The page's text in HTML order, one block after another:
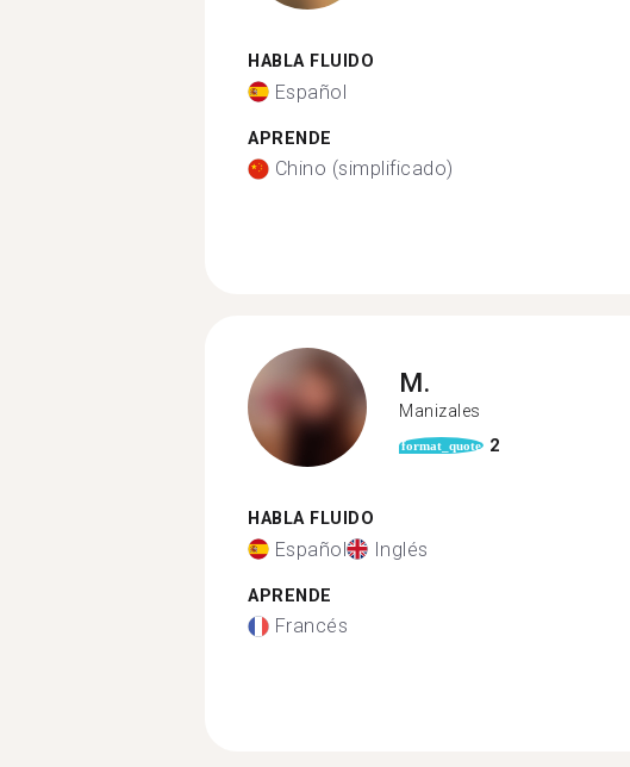
HABLA FLUIDO
Español
APRENDE
Chino (simplificado)
M.
Manizales
format_quote 2
HABLA FLUIDO
Español Inglés
APRENDE
Francés